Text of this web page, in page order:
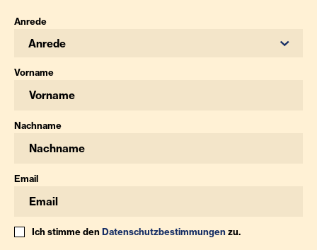
Anrede
Anrede
Vorname
Nachname
Email
Ich stimme denDatenschutzbestimmungenzu.